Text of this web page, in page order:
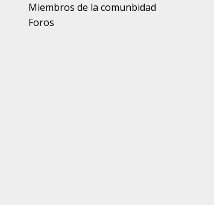
Miembros de la comunbidad
Foros